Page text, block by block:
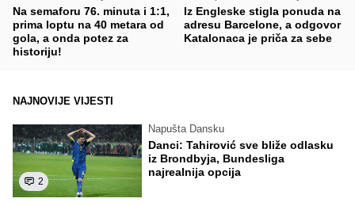
Na semaforu 76. minuta i 1:1,
prima loptu na 40 metara od
gola, a onda potez za
historiju!
Iz Engleske stigla ponuda na
adresu Barcelone, a odgovor
Katalonaca je priča za sebe
NAJNOVIJE VIJESTI
2
Napušta Dansku
Danci: Tahirović sve bliže odlasku
iz Brondbyja, Bundesliga
najrealnija opcija